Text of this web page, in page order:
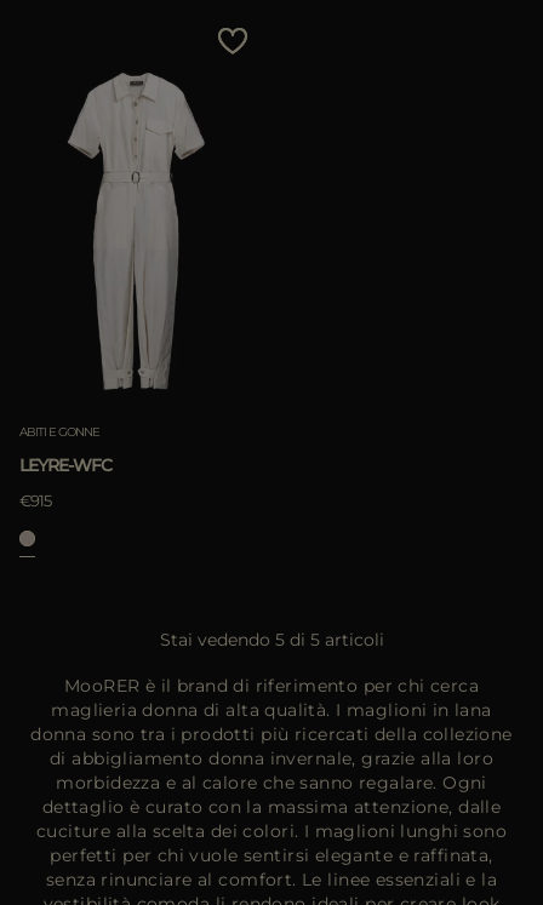
ABITI E GONNE
LEYRE-WFC
€915
Stai vedendo 5 di 5 articoli
MooRER è il brand di riferimento per chi cerca
maglieria donna di alta qualità. I maglioni in lana
donna sono tra i prodotti più ricercati della collezione
di abbigliamento donna invernale, grazie alla loro
morbidezza e al calore che sanno regalare. Ogni
dettaglio è curato con la massima attenzione, dalle
cuciture alla scelta dei colori. I maglioni lunghi sono
perfetti per chi vuole sentirsi elegante e raffinata,
senza rinunciare al comfort. Le linee essenziali e la